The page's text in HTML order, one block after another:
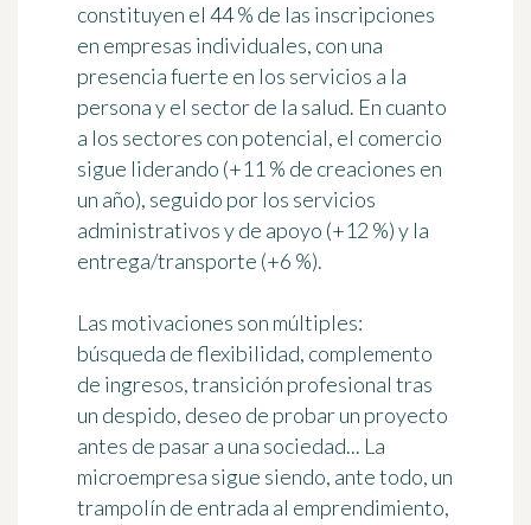
constituyen el 44 % de las inscripciones
en empresas individuales, con una
presencia fuerte en los servicios a la
persona y el sector de la salud. En cuanto
a los sectores con potencial, el comercio
sigue liderando (+11 % de creaciones en
un año), seguido por los servicios
administrativos y de apoyo (+12 %) y la
entrega/transporte (+6 %).
Las motivaciones son múltiples:
búsqueda de flexibilidad, complemento
de ingresos, transición profesional tras
un despido, deseo de probar un proyecto
antes de pasar a una sociedad... La
microempresa sigue siendo, ante todo, un
trampolín de entrada al emprendimiento,